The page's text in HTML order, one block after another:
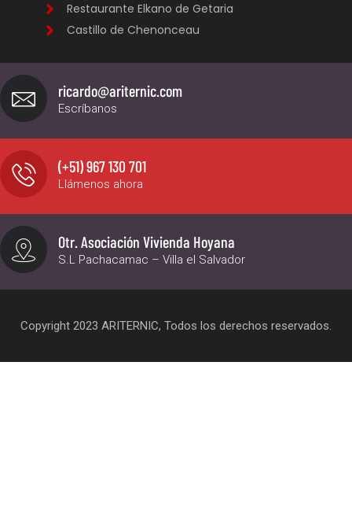
Restaurante Elkano de Getaria
Castillo de Chenonceau
ricardo@ariternic.com
Escríbanos
(+51) 967 130 701
Llámenos ahora
Otr. Asociación Vivienda Hoyana
S.L Pachacamac – Villa el Salvador
Copyright 2023 ARITERNIC, Todos los derechos reservados.